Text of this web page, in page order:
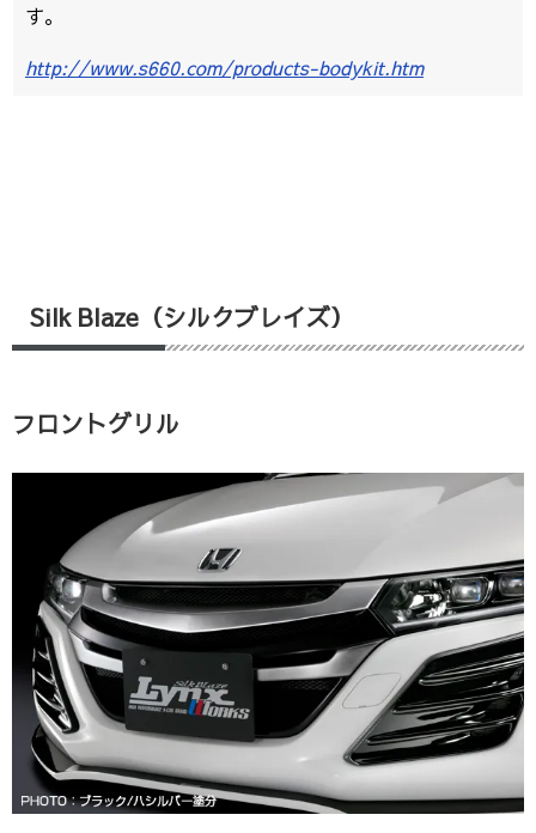
す。
http://www.s660.com/products-bodykit.htm
Silk Blaze（シルクブレイズ）
フロントグリル